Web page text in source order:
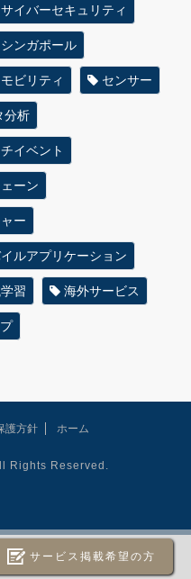
サービス掲載希望の方
サイバーセキュリティ
シンガポール
ビリティ センサー
分析
イベント
ーン
ー
ルアプリケーション
習 海外サービス
護方針 ホーム
Rights Reserved.